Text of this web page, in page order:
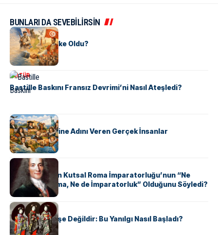
BUNLARI DA SEVEBİLİRSİN
KÜLTÜR
Tunus Nasıl Ülke Oldu?
KÜLTÜR
Bastille Baskını Fransız Devrimi’ni Nasıl Ateşledi?
KÜLTÜR
ABD Eyaletlerine Adını Veren Gerçek İnsanlar
KÜLTÜR
Voltaire Neden Kutsal Roma İmparatorluğu’nun “Ne
Kutsal, Ne Roma, Ne de İmparatorluk” Olduğunu Söyledi?
KÜLTÜR
Geyşalar Fahişe Değildir: Bu Yanılgı Nasıl Başladı?